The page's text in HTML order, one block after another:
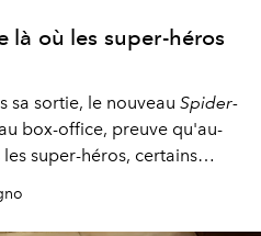
là où les super-héros
sa sortie, le nouveau Spider-
box-office, preuve qu'au-
super-héros, certains